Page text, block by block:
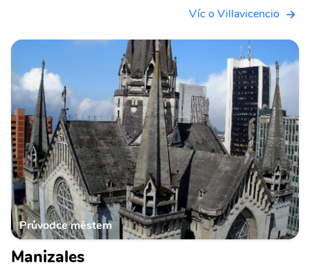
Víc o Villavicencio
Průvodce městem
Manizales